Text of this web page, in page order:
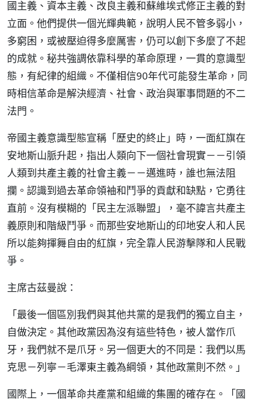
國主義、資本主義、改良主義和蘇維埃式修正主義的對
立面。他們提供一個光輝典範，說明人民不管多弱小，
多窮困，或被壓迫得多麼厲害，仍可以創下多麼了不起
的成就。秘共強調依靠科學的革命原理，一貫的意識型
態，有紀律的組織。不僅相信90年代可能發生革命，同
時相信革命是解決經濟、社會、政治與軍事問題的不二
法門。
帝國主義意識型態宣稱「歷史的終止」時，一面紅旗在
安地斯山脈升起，指出人類向下一個社會現實－－引領
人類到共產主義的社會主義－－邁進時，誰也無法阻
攔。認識到過去革命領袖和鬥爭的貢獻和缺點，它勇往
直前。沒有模糊的「民主左派聯盟」，毫不諱言共產主
義原則和階級鬥爭。而那些安地斯山的印地安人和人民
所以能夠揮舞自由的紅旗，完全靠人民游擊隊和人民戰
爭。
主席古茲曼說：
「最後一個區別我們與其他共黨的是我們的獨立自主，
自做決定。其他政黨因為沒有這些特色，被人當作爪
牙，我們就不是爪牙。另一個更大的不同是：我們以馬
克思－列寧－毛澤東主義為綱領，其他政黨則不然。」
國際上，一個革命共產黨和組織的集團的確存在。「國